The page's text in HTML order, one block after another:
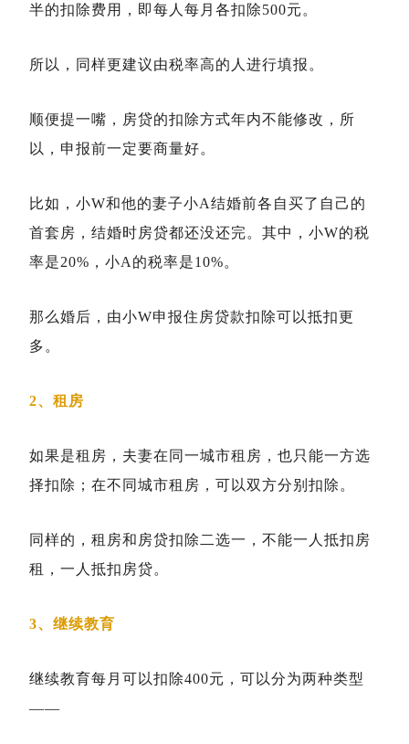
半的扣除费用，即每人每月各扣除500元。
所以，同样更建议由税率高的人进行填报。
顺便提一嘴，房贷的扣除方式年内不能修改，所
以，申报前一定要商量好。
比如，小W和他的妻子小A结婚前各自买了自己的
首套房，结婚时房贷都还没还完。其中，小W的税
率是20%，小A的税率是10%。
那么婚后，由小W申报住房贷款扣除可以抵扣更
多。
2、租房
如果是租房，夫妻在同一城市租房，也只能一方选
择扣除；在不同城市租房，可以双方分别扣除。
同样的，租房和房贷扣除二选一，不能一人抵扣房
租，一人抵扣房贷。
3、继续教育
继续教育每月可以扣除400元，可以分为两种类型
——